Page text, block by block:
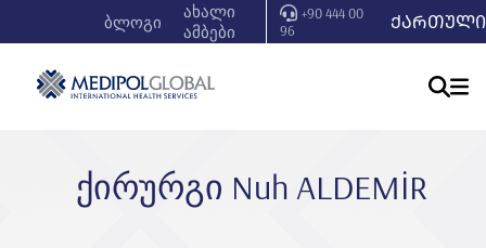
ბლოგი
ახალი
ამბები
+90 444 00
96
ᲥᲐᲠᲗᲣᲚᲘ
ქირურგი Nuh ALDEMİR